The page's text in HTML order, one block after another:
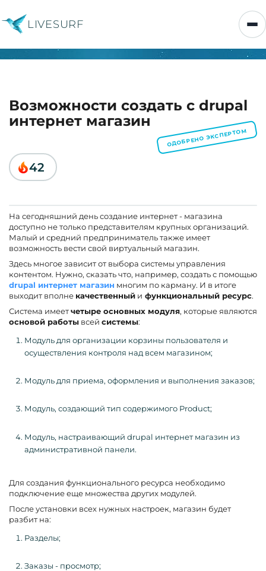
LIVESURF
Возможности создать с drupal
интернет магазин
ОДОБРЕНО ЭКСПЕРТОМ
42
На сегодняшний день создание интернет - магазина
доступно не только представителям крупных организаций.
Малый и средний предприниматель также имеет
возможность вести свой виртуальный магазин.
Здесь многое зависит от выбора системы управления
контентом. Нужно, сказать что, например, создать с помощью
drupal интернет магазин многим по карману. И в итоге
выходит вполне качественный и функциональный ресурс.
Система имеетчетыре основных модуля, которые являются
основой работы всей системы:
Модуль для организации корзины пользователя и
осуществления контроля над всем магазином;
Модуль для приема, оформления и выполнения заказов;
Модуль, создающий тип содержимого Product;
Модуль, настраивающий drupal интернет магазин из
административной панели.
Для создания функционального ресурса необходимо
подключение еще множества других модулей.
После установки всех нужных настроек, магазин будет
разбит на:
Разделы;
Заказы - просмотр;